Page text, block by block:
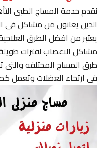
نقدم خدمة المساج الطبي
الذين يعانون من مشاكل فى
يعتبر من افضل الطرق
مشاكل الاعصاب لفترات طويلة.
طرق المساج المختلفه والتى
فى ارتخاء العضلات وتعمل